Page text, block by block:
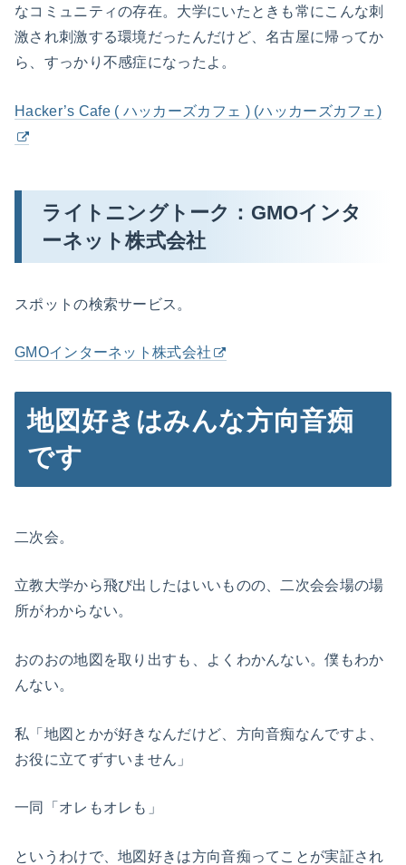
なコミュニティの存在。大学にいたときも常にこんな刺
激され刺激する環境だったんだけど、名古屋に帰ってか
ら、すっかり不感症になったよ。
Hacker’s Cafe ( ハッカーズカフェ ) ‎(ハッカーズカフェ)‎
ライトニングトーク：GMOインタ
ーネット株式会社
スポットの検索サービス。
GMOインターネット株式会社
地図好きはみんな方向音痴
です
二次会。
立教大学から飛び出したはいいものの、二次会会場の場
所がわからない。
おのおの地図を取り出すも、よくわかんない。僕もわか
んない。
私「地図とかが好きなんだけど、方向音痴なんですよ、
お役に立てずすいません」
一同「オレもオレも」
というわけで、地図好きは方向音痴ってことが実証され